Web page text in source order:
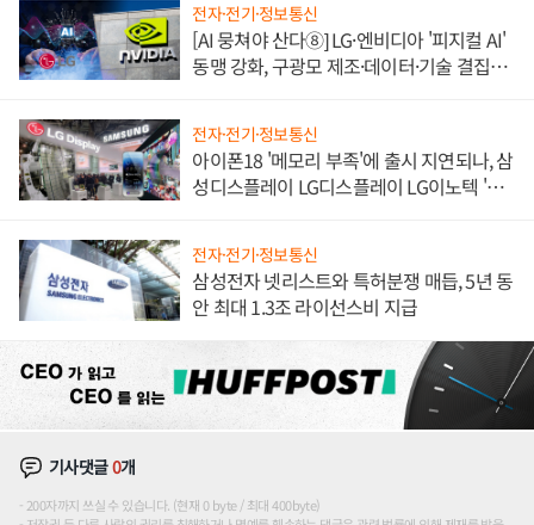
전자·전기·정보통신
[AI 뭉쳐야 산다⑧] LG·엔비디아 '피지컬 AI'
동맹 강화, 구광모 제조·데이터·기술 결집
전자·전기·정보통신
아이폰18 '메모리 부족'에 출시 지연되나, 삼
성디스플레이 LG디스플레이 LG이노텍 '탈
전자·전기·정보통신
삼성전자 넷리스트와 특허분쟁 매듭, 5년 동
안 최대 1.3조 라이선스비 지급
기사댓글0개
200자까지 쓰실 수 있습니다. (현재 0 byte / 최대 400byte)